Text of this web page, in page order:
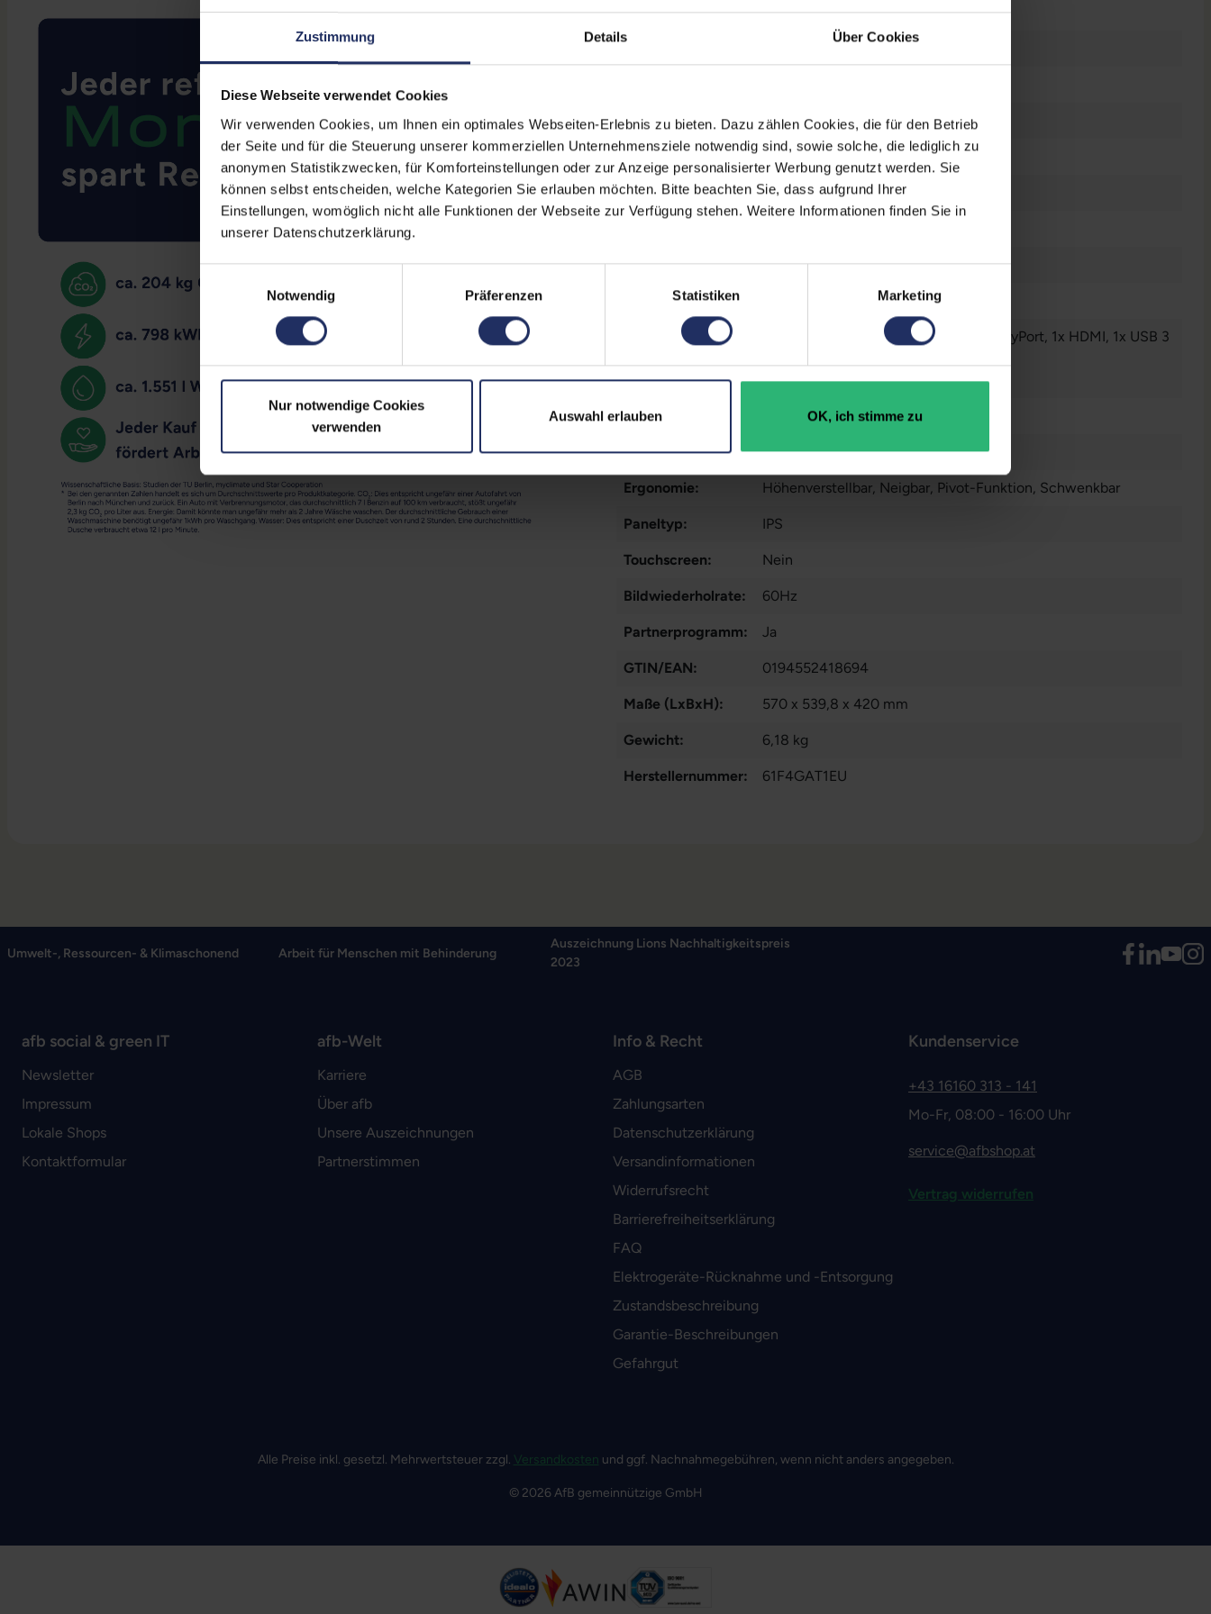
Zustimmung Details Über Cookies
Diese Webseite verwendet Cookies
Wir verwenden Cookies, um Ihnen ein optimales Webseiten-Erlebnis zu bieten. Dazu zählen Cookies, die für den Betrieb
der Seite und für die Steuerung unserer kommerziellen Unternehmensziele notwendig sind, sowie solche, die lediglich zu
anonymen Statistikzwecken, für Komforteinstellungen oder zur Anzeige personalisierter Werbung genutzt werden. Sie
können selbst entscheiden, welche Kategorien Sie erlauben möchten. Bitte beachten Sie, dass aufgrund Ihrer
Einstellungen, womöglich nicht alle Funktionen der Webseite zur Verfügung stehen. Weitere Informationen finden Sie in
unserer Datenschutzerklärung.
Notwendig
Präferenzen Statistiken Marketing
Nur notwendige Cookies
verwenden
Auswahl erlauben OK, ich stimme zu
Zustand: Gebraucht
Lautsprecher:
Blickwinkel: 178°/178°
Pixelabstand: 0,206 mm
Displayauflösung: 2560 x 1440 WQHD
Stromverbrauch: 23 Watt
Displaygröße:
Schnittstellen: 1x Audio - Ausgang - 3.5 mm , 1x DisplayPort, 1x HDMI, 1x USB 3
Mehr anzeigen
Webcam:
Kontrast: 1000:1
Ergonomie: Höhenverstellbar, Neigbar, Pivot-Funktion, Schwenkbar
Paneltyp: IPS
Touchscreen: Nein
Bildwiederholrate: 60Hz
Partnerprogramm: Ja
GTIN/EAN: 0194552418694
Maße (LxBxH): 570 x 539,8 x 420 mm
Gewicht: 6,18 kg
Herstellernummer: 61F4GAT1EU
Umwelt-, Ressourcen- & Klimaschonend Arbeit für Menschen mit Behinderung
Auszeichnung Lions Nachhaltigkeitspreis
2023
afb social & green IT
Newsletter
Impressum
Lokale Shops
Kontaktformular
afb-Welt
Karriere
Über afb
Unsere Auszeichnungen
Partnerstimmen
Info & Recht
AGB
Zahlungsarten
Datenschutzerklärung
Versandinformationen
Widerrufsrecht
Barrierefreiheitserklärung
FAQ
Elektrogeräte-Rücknahme und -Entsorgung
Zustandsbeschreibung
Garantie-Beschreibungen
Gefahrgut
Kundenservice
+43 16160 313 - 141
Mo-Fr, 08:00 - 16:00 Uhr
service@afbshop.at
Vertrag widerrufen
Alle Preise inkl. gesetzl. Mehrwertsteuer zzgl. Versandkosten und ggf. Nachnahmegebühren, wenn nicht anders angegeben.
© 2026 AfB gemeinnützige GmbH